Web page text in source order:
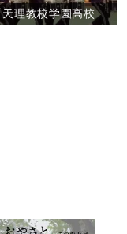
vol.2 「天理教校学園高校マーチングバンドVIOLET IMPULSE」